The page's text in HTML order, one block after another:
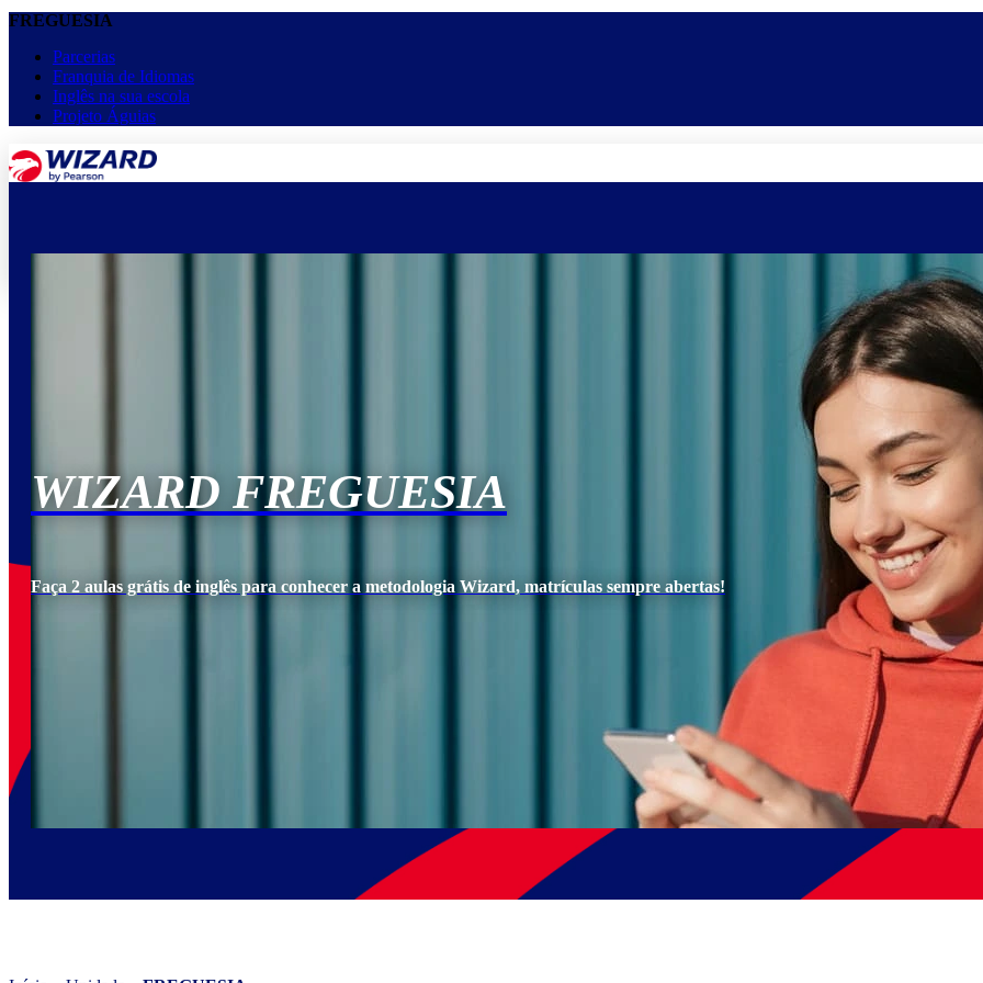
FREGUESIA
Parcerias
Franquia de Idiomas
Inglês na sua escola
Projeto Águias
Equipe
WIZARD FREGUESIA
Faça 2 aulas grátis de inglês para conhecer a metodologia Wizard, matrículas sempre abertas!